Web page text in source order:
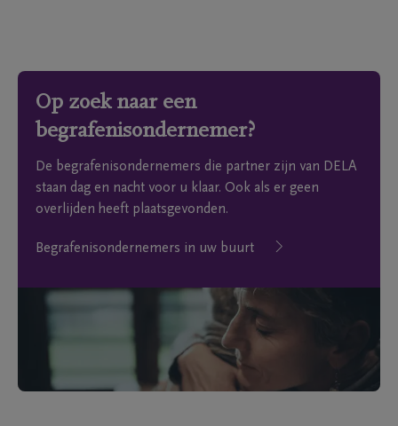
Op zoek naar een
begrafenisondernemer?
De begrafenisondernemers die partner zijn van DELA
staan dag en nacht voor u klaar. Ook als er geen
overlijden heeft plaatsgevonden.
Begrafenisondernemers in uw buurt